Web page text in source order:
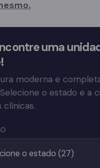
uma
moderna e
o estado e a
clínicas.